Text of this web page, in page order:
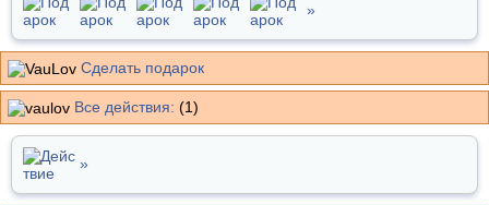
»
Сделать подарок
Все действия: (1)
»